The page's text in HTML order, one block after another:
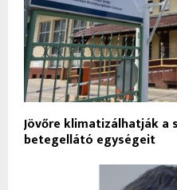
Jövőre klimatizálhatják a
betegellátó egységeit